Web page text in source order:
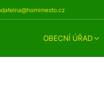
OBECNÍ ÚŘAD